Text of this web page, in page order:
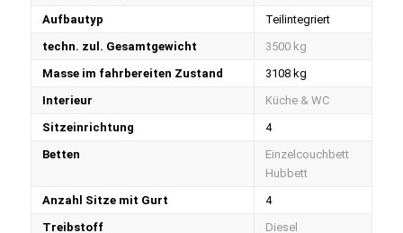
Aufbautyp
Teilintegriert
techn. zul. Gesamtgewicht
3500 kg
Masse im fahrbereiten Zustand
3108 kg
Interieur
Küche & WC
Sitzeinrichtung
4
Betten
Einzelcouchbett
Hubbett
Anzahl Sitze mit Gurt
4
Treibstoff
Diesel